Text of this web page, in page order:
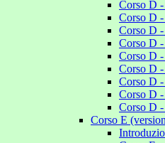
Corso D
Corso D
Corso D
Corso D -
Corso D
Corso D
Corso D
Corso D
Corso D
Corso E